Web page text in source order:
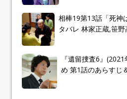
相棒19第13話「死神
タバレ 林家正蔵,笹
『遺留捜査6』
め 第1話のあらすじ